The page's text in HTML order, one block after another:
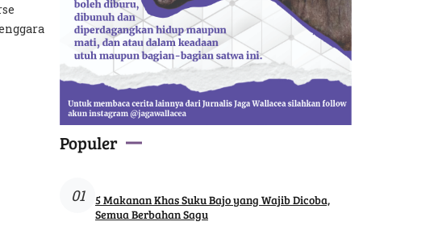
Populer
01
5 Makanan Khas Suku Bajo yang Wajib Dicoba,
Semua Berbahan Sagu